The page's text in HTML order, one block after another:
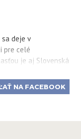
deje v
pre celé
je aj Slovenská
toho, čo by sme
NA FACEBOOK